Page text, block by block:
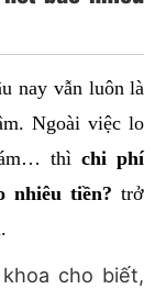
nay vẫn luôn là
Ngoài việc lo
thìchi phí
nhiêu tiền? trở
cho biết,